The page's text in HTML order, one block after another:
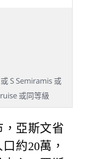
Semiramis 或
或同等級
亞斯文省
約20萬，